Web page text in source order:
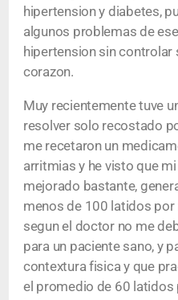
hipertension y diabetes,
algunos problemas de
hipertension sin controlar
corazon.
Muy recientemente tuve
resolver solo recostado
me recetaron un
arritmias y he visto que
mejorado bastante,
menos de 100 latidos
segun el doctor no me
para un paciente sano, y
contextura fisica y que
el promedio de 60